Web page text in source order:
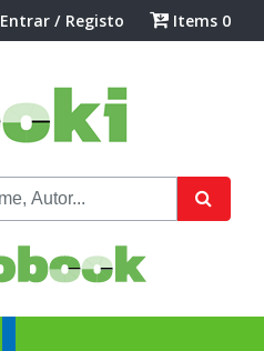
Entrar / Registo Items 0